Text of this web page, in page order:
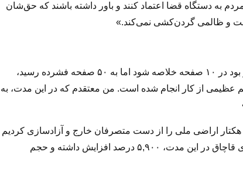
دستگاه قضا اعتماد کنند و باور داشته باشند که حق‌شان
و ظالمی گردن‌کشی نمی‌کند.»
وی با اشاره به دفترچه عملکرد پنج‌ساله این مجموعه که در ابتدا قرار بود در ۱۰ صفحه خلاصه شود اما به ۵۰ صفحه فشرده رسید،
عظیمی از کار انجام شده است. من معتقدم که در این مدت، به
رئیس دادگستری با ذکر چند نمونه از اقدامات کلان، گفت: «ما ۲,۲۷۳ هکتار اراضی ملی را از دست متصرفان خارج و آزادسازی کردیم
و ۳,۳۱۹ حلقه چاه غیرمجاز را پر کردیم. ارزش ریالی کشفیات کالاهای قاچاق در این مدت، ۵,۹۰۰ درصد افزایش داشته و حجم